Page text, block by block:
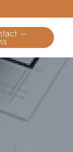
–